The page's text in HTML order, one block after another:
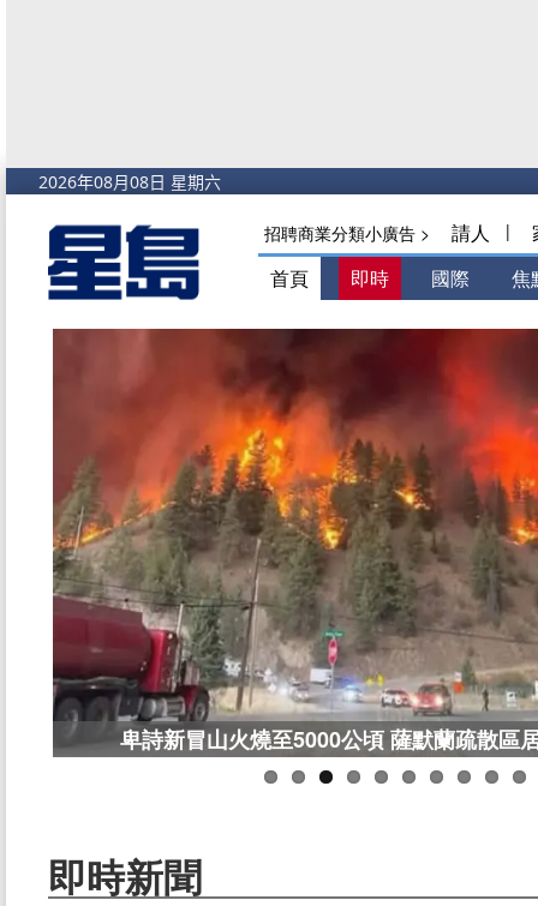
招聘商業分類小廣告 > 請人 |
首頁
即時 國際 焦
卑詩新冒山火燒至5000公頃 薩默蘭疏散區
即時新聞